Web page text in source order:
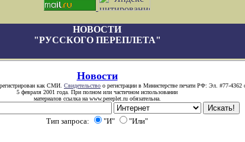
НОВОСТИ
"РУССКОГО ПЕРЕПЛЕТА"
Новости
как СМИ. Свидетельство о регистрации в Министерстве печати РФ: Эл. #77-4362
5 февраля 2001 года. При полном или частичном использовании
материалов ссылка на www.pereplet.ru обязательна.
Тип запроса: "И" "Или"